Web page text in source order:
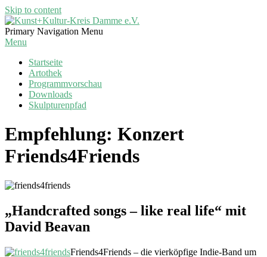
Skip to content
Kunst+Kultur-
Kreis
Primary Navigation Menu
Menu
Startseite
Artothek
Programmvorschau
Downloads
Skulpturenpfad
Empfehlung: Konzert
Friends4Friends
„Handcrafted songs – like real life“ mit
David Beavan
Friends4Friends – die vierköpfige Indie-Band um